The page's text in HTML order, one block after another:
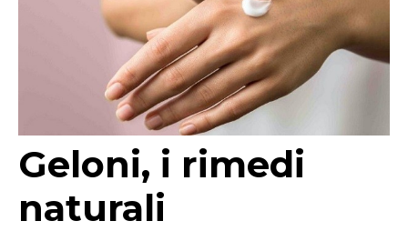
Geloni, i rimedi
naturali